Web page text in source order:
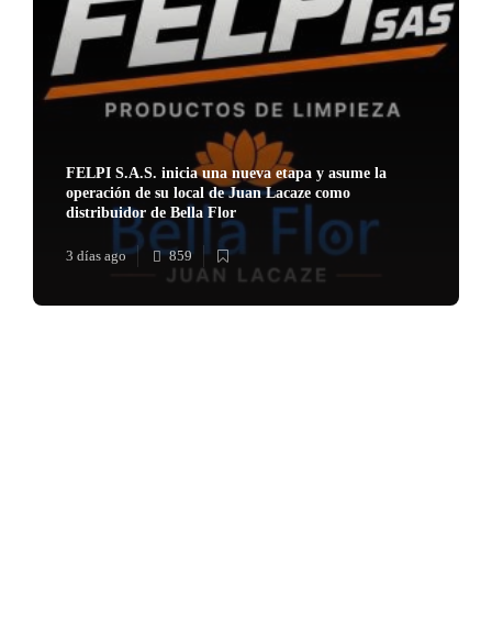
FELPI S.A.S. inicia una nueva etapa y asume la
operación de su local de Juan Lacaze como
distribuidor de Bella Flor
3 días ago 859